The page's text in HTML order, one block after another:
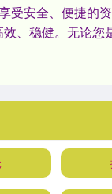
受安全、便捷的
、稳健。无论您